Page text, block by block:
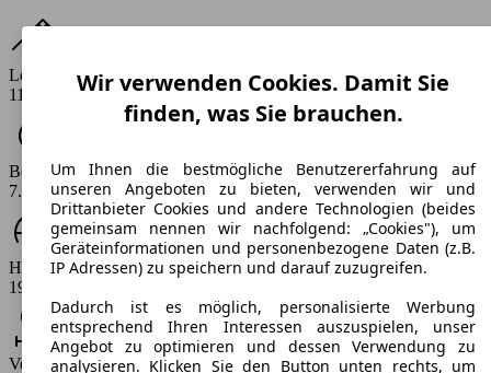
Leistung
110 - 204 PS
Beschleunigung (0-100 km/h)
7.8 - 11.7 s
Höchstgeschwindigkeit (km/h)
192 - 236 km/h
Verbrauch
Wir verwenden Cookies. Damit Sie
finden, was Sie brauchen.
Um Ihnen die bestmögliche Benutzererfahrung auf
unseren Angeboten zu bieten, verwenden wir und
Drittanbieter Cookies und andere Technologien (beides
gemeinsam nennen wir nachfolgend: „Cookies"), um
Geräteinformationen und personenbezogene Daten (z.B.
IP Adressen) zu speichern und darauf zuzugreifen.
Dadurch ist es möglich, personalisierte Werbung
entsprechend Ihren Interessen auszuspielen, unser
Angebot zu optimieren und dessen Verwendung zu
analysieren. Klicken Sie den Button unten rechts, um